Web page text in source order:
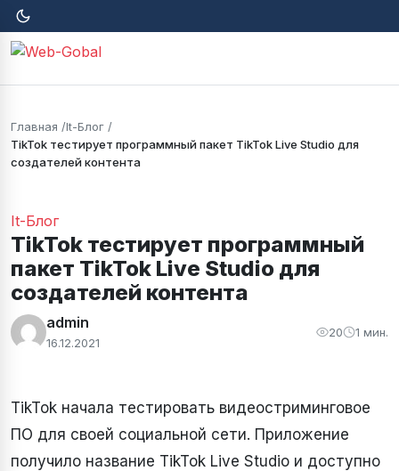
Главная
It-Блог
TikTok тестирует программный пакет TikTok Live Studio для
создателей контента
It-Блог
TikTok тестирует программный
пакет TikTok Live Studio для
создателей контента
admin
16.12.2021
20 1 мин.
TikTok начала тестировать видеостриминговое
ПО для своей социальной сети. Приложение
получило название TikTok Live Studio и доступно